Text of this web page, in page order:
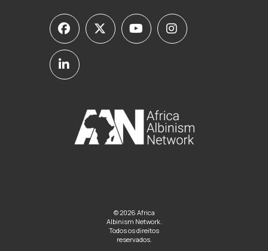
© 2026 Africa
Albinism Network.
Todos os direitos
reservados.